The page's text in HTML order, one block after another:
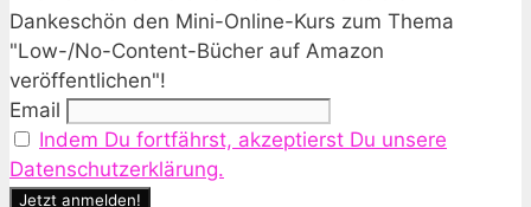
Dankeschön den Mini-Online-Kurs zum Thema
"Low-/No-Content-Bücher auf Amazon
veröffentlichen"!
Email
Indem Du fortfährst, akzeptierst Du unsere
Datenschutzerklärung.